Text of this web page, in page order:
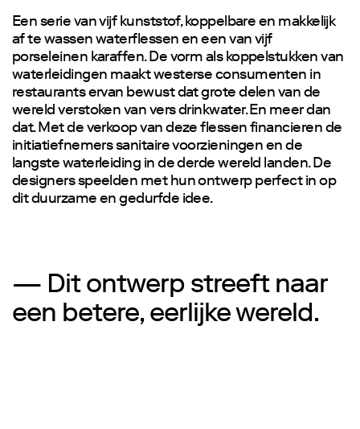
Een serie van vijf kunststof, koppelbare en makkelijk
af te wassen waterflessen en een van vijf
porseleinen karaffen. De vorm als koppelstukken van
waterleidingen maakt westerse consumenten in
restaurants ervan bewust dat grote delen van de
wereld verstoken van vers drinkwater. En meer dan
dat. Met de verkoop van deze flessen financieren de
initiatiefnemers sanitaire voorzieningen en de
langste waterleiding in de derde wereld landen. De
designers speelden met hun ontwerp perfect in op
dit duurzame en gedurfde idee.
— Dit ontwerp streeft naar
een betere, eerlijke wereld.